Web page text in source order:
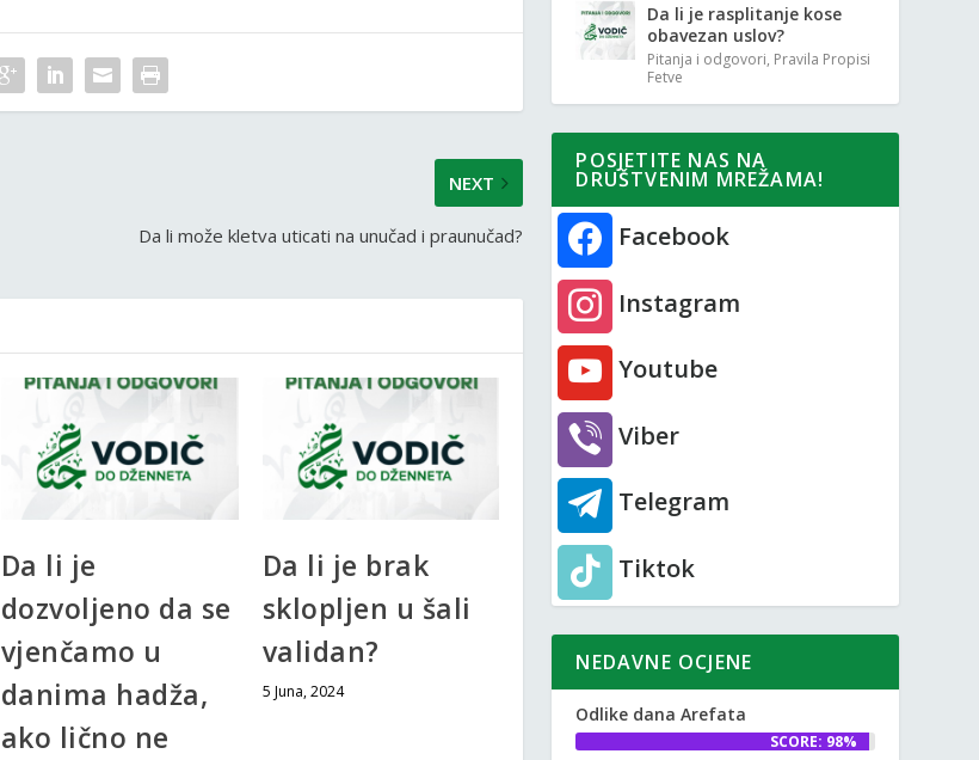
NEXT
Da li može kletva uticati na unučad i praunučad?
Da li je
dozvoljeno da se
vjenčamo u
danima hadža,
ako lično ne
Da li je brak
sklopljen u šali
validan?
5 Juna, 2024
Da li je rasplitanje kose
obavezan uslov?
Pitanja i odgovori, Pravila Propisi
Fetve
POSJETITE NAS NA
DRUŠTVENIM MREŽAMA!
Facebook
Instagram
Youtube
Viber
Telegram
Tiktok
NEDAVNE OCJENE
Odlike dana Arefata
SCORE: 98%